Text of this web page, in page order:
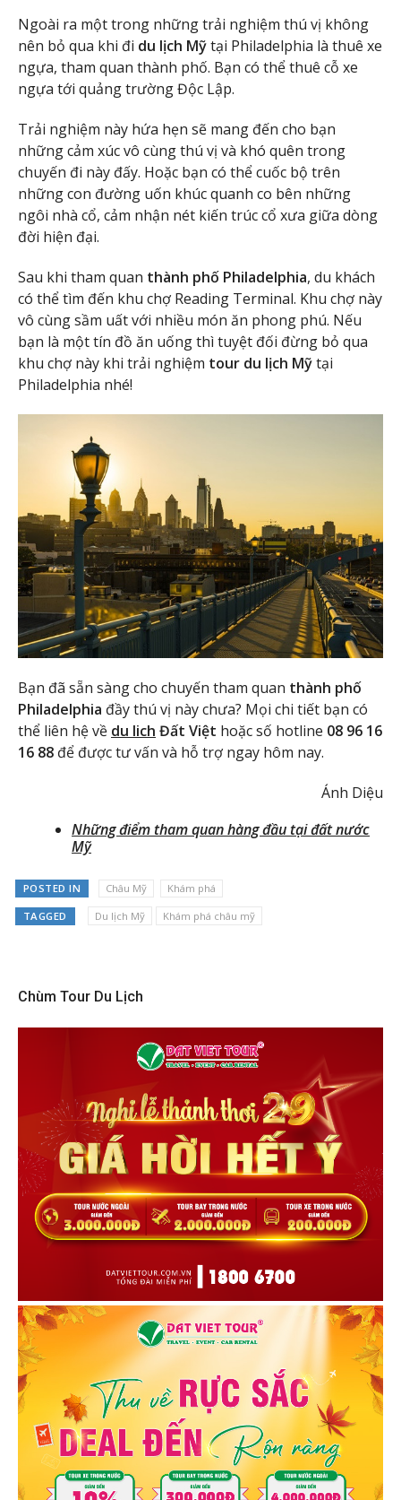
Ngoài ra một trong những trải nghiệm thú vị không
nên bỏ qua khi đi du lịch Mỹtại Philadelphia là thuê xe
ngựa, tham quan thành phố. Bạn có thể thuê cỗ xe
ngựa tới quảng trường Độc Lập.
Trải nghiệm này hứa hẹn sẽ mang đến cho bạn
những cảm xúc vô cùng thú vị và khó quên trong
chuyến đi này đấy. Hoặc bạn có thể cuốc bộ trên
những con đường uốn khúc quanh co bên những
ngôi nhà cổ, cảm nhận nét kiến trúc cổ xưa giữa dòng
đời hiện đại.
Sau khi tham quan thành phố Philadelphia, du khách
có thể tìm đến khu chợ Reading Terminal. Khu chợ này
vô cùng sầm uất với nhiều món ăn phong phú. Nếu
bạn là một tín đồ ăn uống thì tuyệt đối đừng bỏ qua
khu chợ này khi trải nghiệm tour du lịch Mỹtại
Philadelphia nhé!
Bạn đã sẵn sàng cho chuyến tham quan thành phố
Philadelphia đầy thú vị này chưa? Mọi chi tiết bạn có
thể liên hệ về du lich Đất Việt hoặc số hotline 08 96 16
16 88 để được tư vấn và hỗ trợ ngay hôm nay.
Ánh Diệu
Những điểm tham quan hàng đầu tại đất nước
Mỹ
POSTED IN Châu Mỹ Khám phá
TAGGED Du lịch Mỹ Khám phá châu mỹ
Chùm Tour Du Lịch